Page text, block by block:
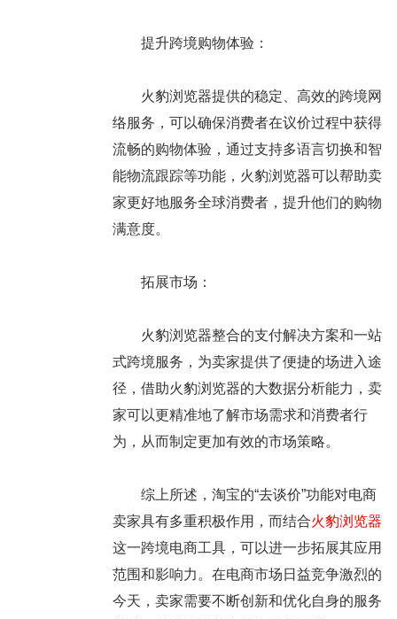
提升跨境购物体验：
火豹浏览器提供的稳定、高效的跨境网
络服务，可以确保消费者在议价过程中获得
流畅的购物体验，通过支持多语言切换和智
能物流跟踪等功能，火豹浏览器可以帮助卖
家更好地服务全球消费者，提升他们的购物
满意度。
拓展市场：
火豹浏览器整合的支付解决方案和一站
式跨境服务，为卖家提供了便捷的场进入途
径，借助火豹浏览器的大数据分析能力，卖
家可以更精准地了解市场需求和消费者行
为，从而制定更加有效的市场策略。
综上所述，淘宝的“去谈价”功能对电商
卖家具有多重积极作用，而结合火豹浏览器
这一跨境电商工具，可以进一步拓展其应用
范围和影响力。在电商市场日益竞争激烈的
今天，卖家需要不断创新和优化自身的服务